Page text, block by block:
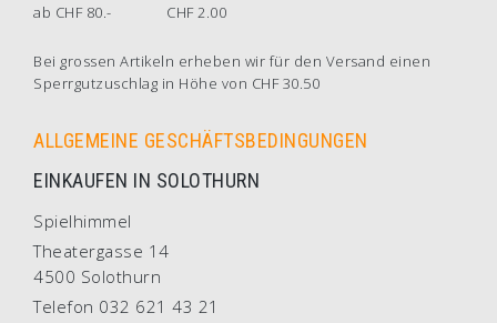
ab CHF 80.-
CHF 2.00
Bei grossen Artikeln erheben wir für den Versand einen
Sperrgutzuschlag in Höhe von CHF 30.50
ALLGEMEINE GESCHÄFTSBEDINGUNGEN
EINKAUFEN IN SOLOTHURN
Spielhimmel
Theatergasse 14
4500 Solothurn
Telefon 032 621 43 21